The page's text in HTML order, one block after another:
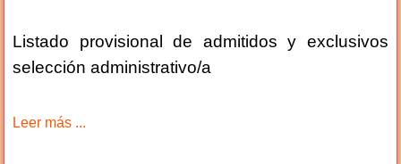
Listado provisional de admitidos y exclusivos
selección administrativo/a
Leer más ...